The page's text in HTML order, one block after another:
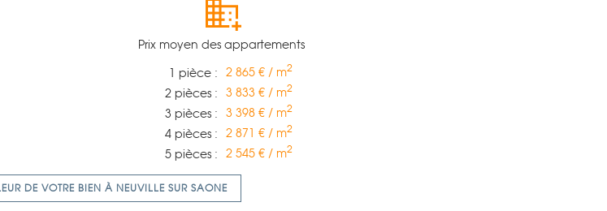
Prix moyen des appartements
1 pièce : 2 865 € / m2
2 pièces : 3 833 € / m2
3 pièces : 3 398 € / m2
4 pièces : 2 871 € / m2
5 pièces : 2 545 € / m2
DE VOTRE BIEN À NEUVILLE SUR SAONE